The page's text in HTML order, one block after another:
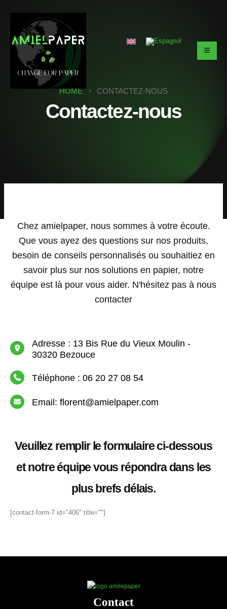
HOME CONTACTEZ-NOUS
Contactez-nous
Chez amielpaper, nous sommes à votre écoute.
Que vous ayez des questions sur nos produits,
besoin de conseils personnalisés ou souhaitiez en
savoir plus sur nos solutions en papier, notre
équipe est là pour vous aider. N'hésitez pas à nous
contacter
Adresse : 13 Bis Rue du Vieux Moulin -
30320 Bezouce
Téléphone : 06 20 27 08 54
Email: florent@amielpaper.com
Veuillez remplir le formulaire ci-dessous
et notre équipe vous répondra dans les
plus brefs délais.
[contact-form-7 id="406" title=""]
Contact